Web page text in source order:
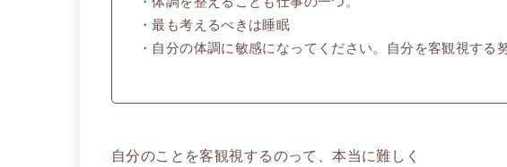
・最も考えるべきは睡眠
・自分の体調に敏感になってください。自分を客観視する
自分のことを客観視するのって、本当に難しく